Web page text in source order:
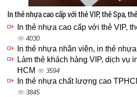
In thẻ nhựa cao cấp với thẻ VIP, thẻ Spa,
In thẻ nhựa cao cấp với thẻ VIP,
4030
In thẻ nhựa nhân viên, in thẻ
Làm thẻ khách hàng VIP, dịch vụ
HCM
3594
In thẻ nhựa chất lượng cao
3845